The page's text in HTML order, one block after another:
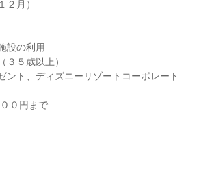
２月）
設の利用
３５歳以上）
ント、ディズニーリゾートコーポレート
０円まで